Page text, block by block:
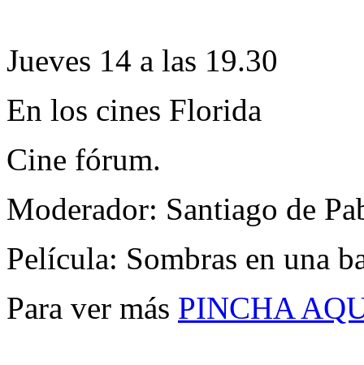
Jueves 14 a las 19.30
En los cines Florida
Cine fórum.
Moderador: Santiago de
Película: Sombras en una
Para ver más PINCHA